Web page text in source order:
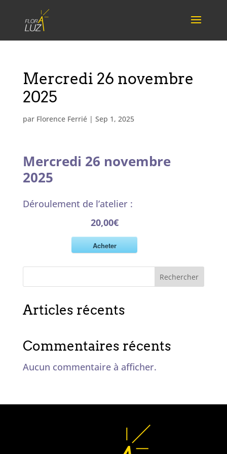
Mercredi 26 novembre
2025
par Florence Ferrié| Sep 1, 2025
Mercredi 26 novembre
2025
Déroulement de l’atelier :
20,00€
Acheter
Rechercher
Articles récents
Commentaires récents
Aucun commentaire à afficher.